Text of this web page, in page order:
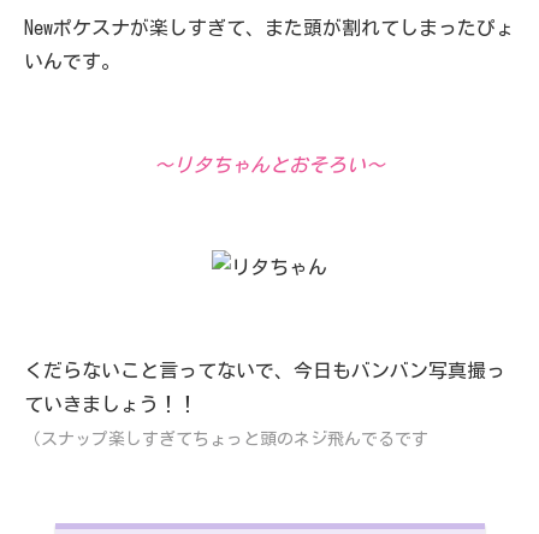
Newポケスナが楽しすぎて、また頭が割れてしまったぴょ
いんです。
～リタちゃんとおそろい～
くだらないこと言ってないで、今日もバンバン写真撮っ
ていきましょう！！
（スナップ楽しすぎてちょっと頭のネジ飛んでるです